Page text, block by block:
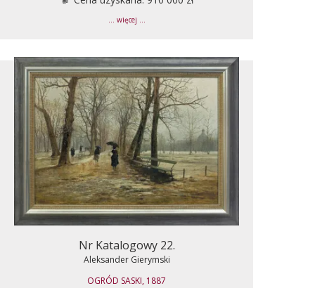
... więcej ...
Nr Katalogowy 22.
Aleksander Gierymski
OGRÓD SASKI, 1887